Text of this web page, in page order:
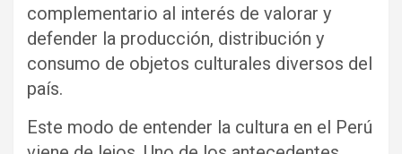
complementario al interés de valorar y
defender la producción, distribución y
consumo de objetos culturales diversos del
país.
Este modo de entender la cultura en el Perú